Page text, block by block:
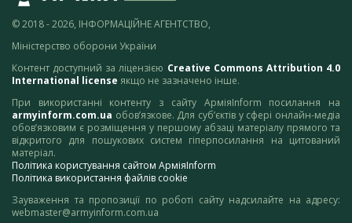
© 2018 - 2026, ІНФОРМАЦІЙНЕ АГЕНТСТВО,
Міністерство оборони України
Контент доступний за ліцензією Creative Commons Attribution 4.0
International license якщо не зазначено інше.
При використанні контенту з сайту АрміяInform посилання на
armyinform.com.ua обов’язкове. Для суб’єктів у сфері онлайн-медіа
обов’язковим є розміщення у першому абзаці матеріалу прямого та
відкритого для пошукових систем гіперпосилання на цитований
матеріал.
Політика користування сайтом АрміяInform
Політика використання файлів cookie
Зауваження та пропозиції по роботі сайту надсилайте на адресу:
webmaster@armyinform.com.ua